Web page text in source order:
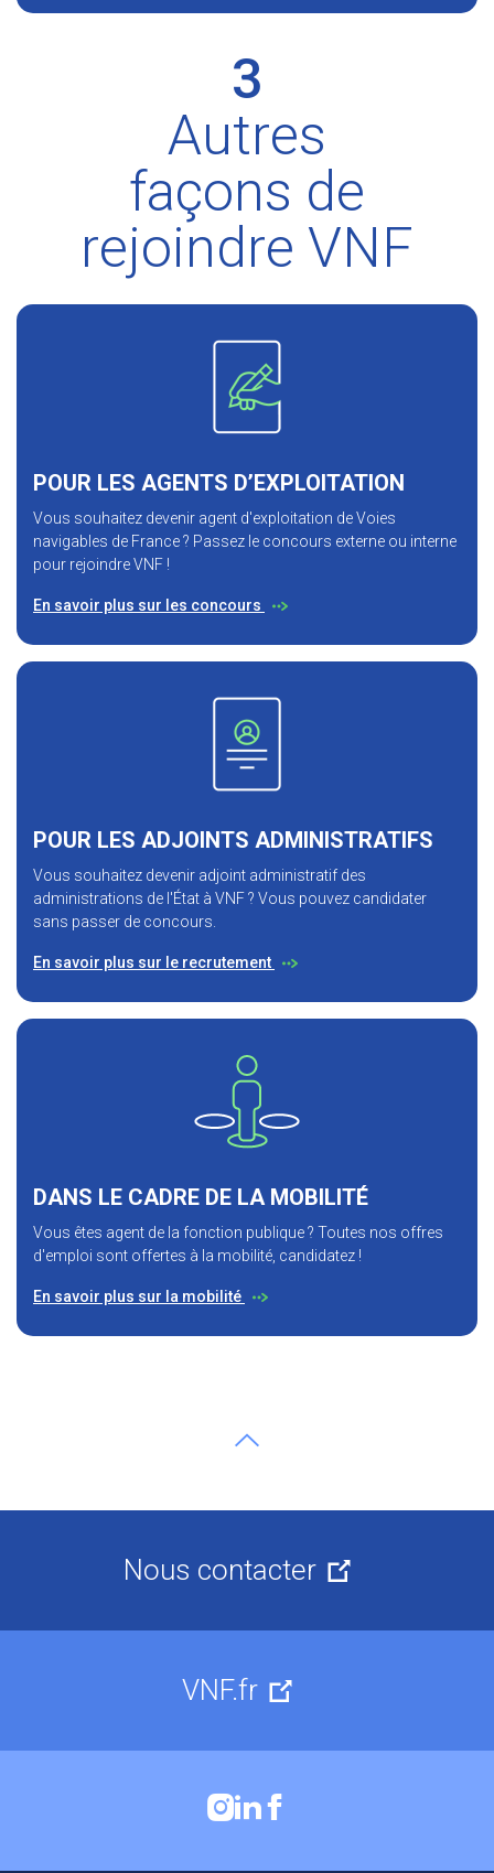
3
Autres
façons de
rejoindre VNF
POUR LES AGENTS D’EXPLOITATION
Vous souhaitez devenir agent d'exploitation de Voies
navigables de France ? Passez le concours externe ou interne
pour rejoindre VNF !
En savoir plus sur les concours
POUR LES ADJOINTS ADMINISTRATIFS
Vous souhaitez devenir adjoint administratif des
administrations de l'État à VNF ? Vous pouvez candidater
sans passer de concours.
En savoir plus sur le recrutement
DANS LE CADRE DE LA MOBILITÉ
Vous êtes agent de la fonction publique ? Toutes nos offres
d'emploi sont offertes à la mobilité, candidatez !
En savoir plus sur la mobilité
Aller en haut de page
Nous contacter
VNF.fr